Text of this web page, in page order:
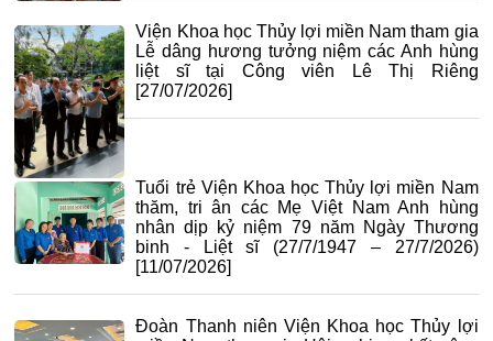
Viện Khoa học Thủy lợi miền Nam tham gia
Lễ dâng hương tưởng niệm các Anh hùng
liệt sĩ tại Công viên Lê Thị Riêng
[27/07/2026]
Tuổi trẻ Viện Khoa học Thủy lợi miền Nam
thăm, tri ân các Mẹ Việt Nam Anh hùng
nhân dịp kỷ niệm 79 năm Ngày Thương
binh - Liệt sĩ (27/7/1947 – 27/7/2026)
[11/07/2026]
Đoàn Thanh niên Viện Khoa học Thủy lợi